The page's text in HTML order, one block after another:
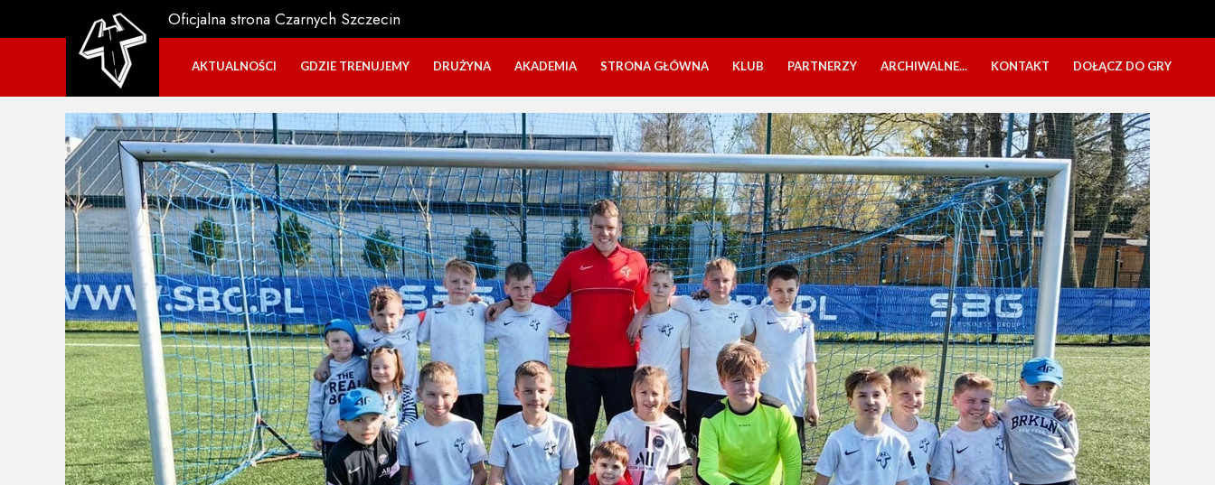
Oficjalna strona Czarnych Szczecin
AKTUALNOŚCI GDZIE TRENUJEMY DRUŻYNA
DOŁĄCZ DO GRY
AKADEMIA
NABÓR DZIECI
SZTAB TRENERSKI
OPINIE RODZICÓW O OBOZACH
STRONA GŁÓWNA KLUB
NASZE DZIEŁA
PARTNERZY ARCHIWALNE...
PÓŁKOLONIE 2025
SBO 2023
CZARNI W MEDIACH
KADRA 2006
FESTYN CHARYTATYWNY
CZAS NA DZIEWCZYNY
OBÓZ W ZATONIU 2020
OBÓZ W KALISZU 2020
FOTORELACJE
KONTAKT DOŁĄCZ DO GRY
NABÓR SENIORÓW